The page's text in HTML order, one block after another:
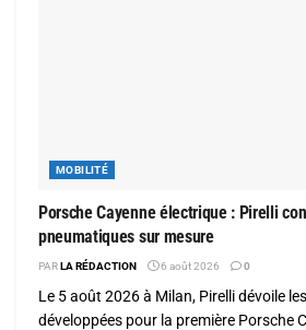
MOBILITÉ
Porsche Cayenne électrique : Pirelli
pneumatiques sur mesure
PARLA RÉDACTION 6 août 2026 0
Le 5 août 2026 à Milan, Pirelli dévoile
développées pour la première Porsche